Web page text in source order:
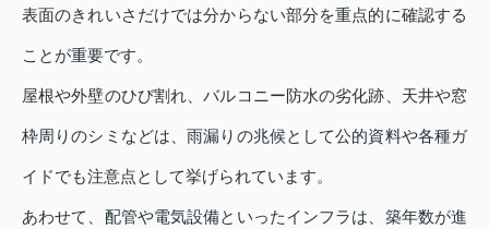
表面のきれいさだけでは分からない部分を重点的に確認する
ことが重要です。
屋根や外壁のひび割れ、バルコニー防水の劣化跡、天井や窓
枠周りのシミなどは、雨漏りの兆候として公的資料や各種ガ
イドでも注意点として挙げられています。
あわせて、配管や電気設備といったインフラは、築年数が進